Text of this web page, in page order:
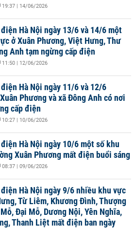
19:37 | 14/06/2026
Hà Nội ngày 13/6 và 14/6 một
ở Xuân Phương, Việt Hưng, Thư
Anh tạm ngừng cấp điện
11:50 | 12/06/2026
Hà Nội ngày 11/6 và 12/6
Phương và xã Đông Anh có nơi
cấp điện
10:27 | 10/06/2026
Hà Nội ngày 10/6 một số khu
Xuân Phương mất điện buổi sáng
08:37 | 09/06/2026
Hà Nội ngày 9/6 nhiều khu vực
Từ Liêm, Khương Đình, Thượng
Đại Mỗ, Dương Nội, Yên Nghĩa,
Thanh Liệt mất điện ban ngày